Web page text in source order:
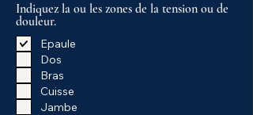
Indiquez la ou les zones de la tension ou de
douleur.
Epaule
Dos
Bras
Cuisse
Jambe